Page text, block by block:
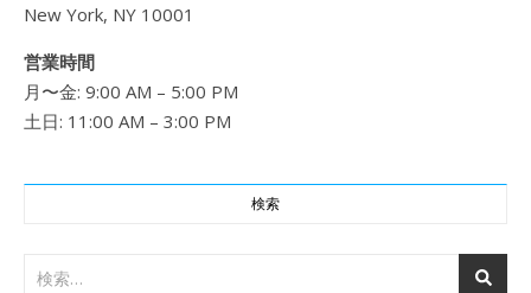
New York, NY 10001
営業時間
月〜金: 9:00 AM – 5:00 PM
土日: 11:00 AM – 3:00 PM
検索